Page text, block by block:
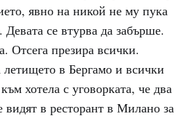
явно на никой не му пука
Девата се втурва да забърше.
Отсега презира всички.
в Бергамо и всички
хотела с уговорката, че два
видят в ресторант в Милано за